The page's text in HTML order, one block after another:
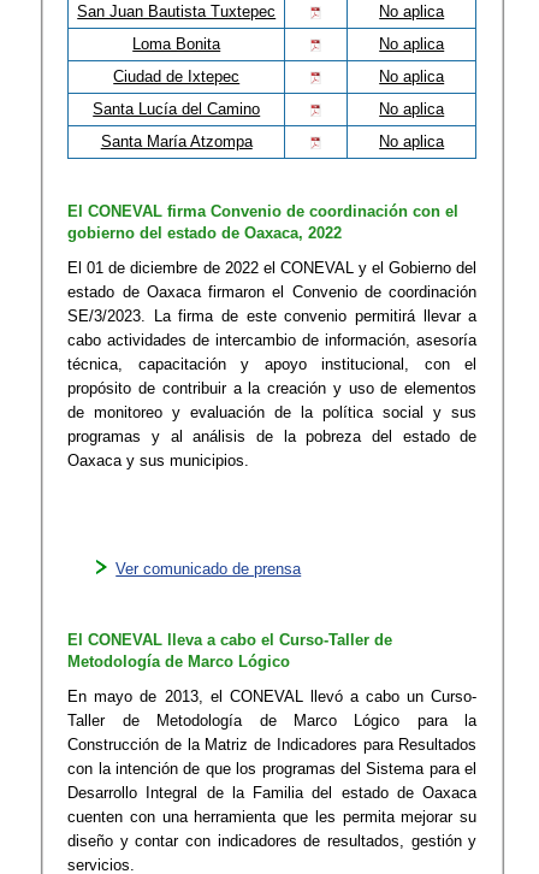
San Juan Bautista Tuxtepec
No aplica
Loma Bonita
No aplica
Ciudad de Ixtepec
No aplica
Santa Lucía del Camino
No aplica
Santa María Atzompa
No aplica
El CONEVAL firma Convenio de coordinación con el
gobierno del estado de Oaxaca, 2022
El 01 de diciembre de 2022 el CONEVAL y el Gobierno del
estado de Oaxaca firmaron el Convenio de coordinación
SE/3/2023. La firma de este convenio permitirá llevar a
cabo actividades de intercambio de información, asesoría
técnica, capacitación y apoyo institucional, con el
propósito de contribuir a la creación y uso de elementos
de monitoreo y evaluación de la política social y sus
programas y al análisis de la pobreza del estado de
Oaxaca y sus municipios.
Ver comunicado de prensa
El CONEVAL lleva a cabo el Curso-Taller de
Metodología de Marco Lógico
En mayo de 2013, el CONEVAL llevó a cabo un Curso-
Taller de Metodología de Marco Lógico para la
Construcción de la Matriz de Indicadores para Resultados
con la intención de que los programas del Sistema para el
Desarrollo Integral de la Familia del estado de Oaxaca
cuenten con una herramienta que les permita mejorar su
diseño y contar con indicadores de resultados, gestión y
servicios.